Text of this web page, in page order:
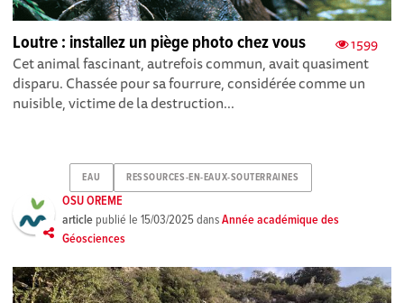
1599
Loutre : installez un piège photo chez vous
Cet animal fascinant, autrefois commun, avait quasiment
disparu. Chassée pour sa fourrure, considérée comme un
nuisible, victime de la destruction...
EAU RESSOURCES-EN-EAUX-SOUTERRAINES
OSU OREME
article publié le15/03/2025dansAnnée académique des
Géosciences